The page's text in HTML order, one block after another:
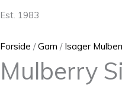
Est. 1983
Forside /Garn / Isager
Mulberry